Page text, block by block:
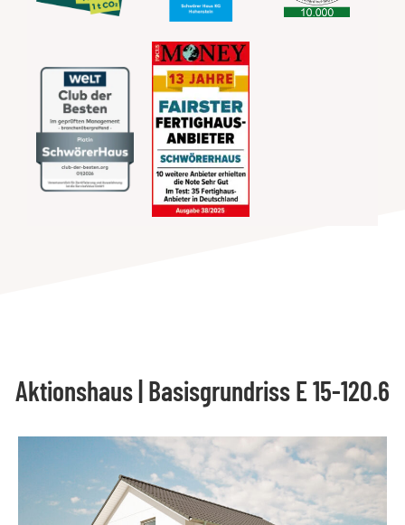
Aktionshaus | Basisgrundriss E 15-120.6